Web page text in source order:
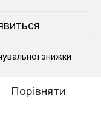
знижки
Порівняти